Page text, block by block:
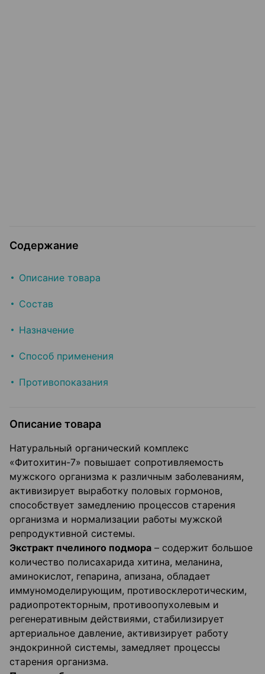
Содержание
Описание товара
Состав
Назначение
Способ применения
Противопоказания
Описание товара
Натуральный органический комплекс
«Фитохитин-7» повышает сопротивляемость
мужского организма к различным заболеваниям,
активизирует выработку половых гормонов,
способствует замедлению процессов старения
организма и нормализации работы мужской
репродуктивной системы.
Экстракт пчелиного подмора – содержит большое
количество полисахарида хитина, меланина,
аминокислот, гепарина, апизана, обладает
иммуномоделирующим, противосклеротическим,
радиопротекторным, противоопухолевым и
регенеративным действиями, стабилизирует
артериальное давление, активизирует работу
эндокринной системы, замедляет процессы
старения организма.